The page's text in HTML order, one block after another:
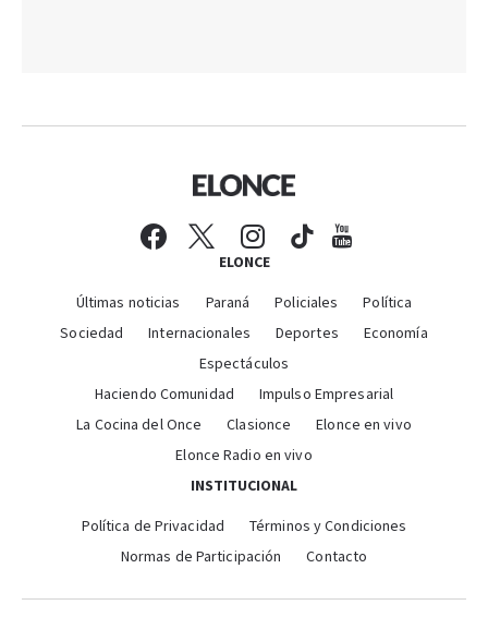
ELONCE
Últimas noticias Paraná Policiales
Política
Sociedad
Internacionales Deportes
Economía
Espectáculos
Haciendo Comunidad
Impulso Empresarial
La Cocina del Once
Clasionce
Elonce en vivo
Elonce Radio en vivo
INSTITUCIONAL
Política de Privacidad
Términos y Condiciones
Normas de Participación
Contacto